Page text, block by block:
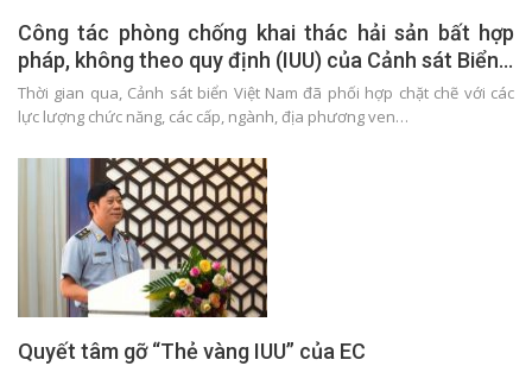
Công tác phòng chống khai thác hải sản bất hợp
pháp, không theo quy định (IUU) của Cảnh sát Biển…
Thời gian qua, Cảnh sát biển Việt Nam đã phối hợp chặt chẽ với các
lực lượng chức năng, các cấp, ngành, địa phương ven…
Quyết tâm gỡ “Thẻ vàng IUU” của EC